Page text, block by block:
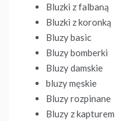
Bluzki z falbaną
Bluzki z koronką
Bluzy basic
Bluzy bomberki
Bluzy damskie
bluzy męskie
Bluzy rozpinane
Bluzy z kapturem